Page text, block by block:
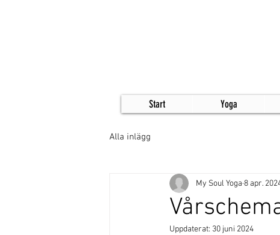
Start Yoga
Alla inlägg
My Soul Yoga 8 apr.
Uppdaterat: 30 juni 2024